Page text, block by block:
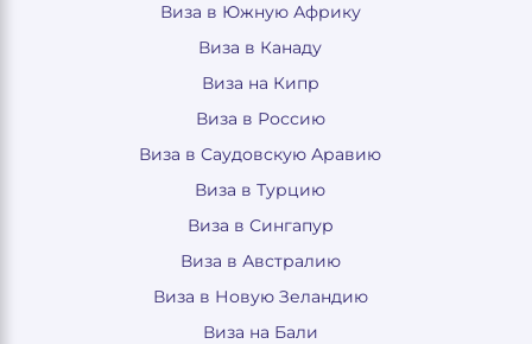
Виза в Южную Африку
Виза в Канаду
Виза на Кипр
Виза в Россию
Виза в Саудовскую Аравию
Виза в Турцию
Виза в Сингапур
Виза в Австралию
Виза в Новую Зеландию
Виза на Бали